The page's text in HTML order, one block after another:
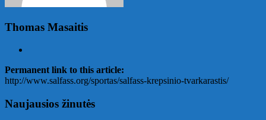
Thomas Masaitis
Permanent link to this article:
http://www.salfass.org/sportas/salfass-krepsinio-tvarkarastis/
Naujausios žinutės